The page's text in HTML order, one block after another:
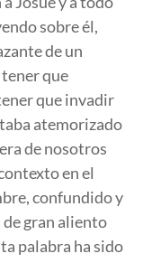
sobre él,
de un
que
que invadir
atemorizado
de nosotros
en el
confundido y
de gran aliento
palabra ha sido